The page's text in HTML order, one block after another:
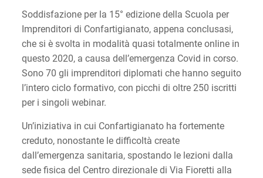
Soddisfazione per la 15° edizione della Scuola per
Imprenditori di Confartigianato, appena conclusasi,
che si è svolta in modalità quasi totalmente online in
questo 2020, a causa dell’emergenza Covid in corso.
Sono 70 gli imprenditori diplomati che hanno seguito
l’intero ciclo formativo, con picchi di oltre 250 iscritti
per i singoli webinar.
Un’iniziativa in cui Confartigianato ha fortemente
creduto, nonostante le difficoltà create
dall’emergenza sanitaria, spostando le lezioni dalla
sede fisica del Centro direzionale di Via Fioretti alla